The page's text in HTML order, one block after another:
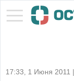
17:33, 1 Июня 2011 |